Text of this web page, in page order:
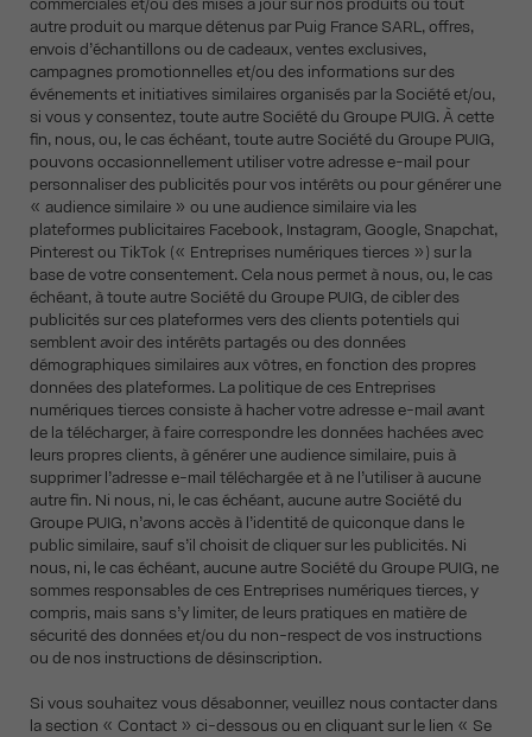
autre produit ou marque détenus par Puig France SARL, offres,
envois d’échantillons ou de cadeaux, ventes exclusives,
campagnes promotionnelles et/ou des informations sur des
événements et initiatives similaires organisés par la Société et/ou,
si vous y consentez, toute autre Société du Groupe PUIG. À cette
fin, nous, ou, le cas échéant, toute autre Société du Groupe PUIG,
pouvons occasionnellement utiliser votre adresse e-mail pour
personnaliser des publicités pour vos intérêts ou pour générer une
« audience similaire » ou une audience similaire via les
plateformes publicitaires Facebook, Instagram, Google, Snapchat,
Pinterest ou TikTok (« Entreprises numériques tierces ») sur la
base de votre consentement. Cela nous permet à nous, ou, le cas
échéant, à toute autre Société du Groupe PUIG, de cibler des
publicités sur ces plateformes vers des clients potentiels qui
semblent avoir des intérêts partagés ou des données
démographiques similaires aux vôtres, en fonction des propres
données des plateformes. La politique de ces Entreprises
numériques tierces consiste à hacher votre adresse e-mail avant
de la télécharger, à faire correspondre les données hachées avec
leurs propres clients, à générer une audience similaire, puis à
supprimer l’adresse e-mail téléchargée et à ne l’utiliser à aucune
autre fin. Ni nous, ni, le cas échéant, aucune autre Société du
Groupe PUIG, n’avons accès à l’identité de quiconque dans le
public similaire, sauf s’il choisit de cliquer sur les publicités. Ni
nous, ni, le cas échéant, aucune autre Société du Groupe PUIG, ne
sommes responsables de ces Entreprises numériques tierces, y
compris, mais sans s’y limiter, de leurs pratiques en matière de
sécurité des données et/ou du non-respect de vos instructions
ou de nos instructions de désinscription.
Si vous souhaitez vous désabonner, veuillez nous contacter dans
la section « Contact » ci-dessous ou en cliquant sur le lien « Se